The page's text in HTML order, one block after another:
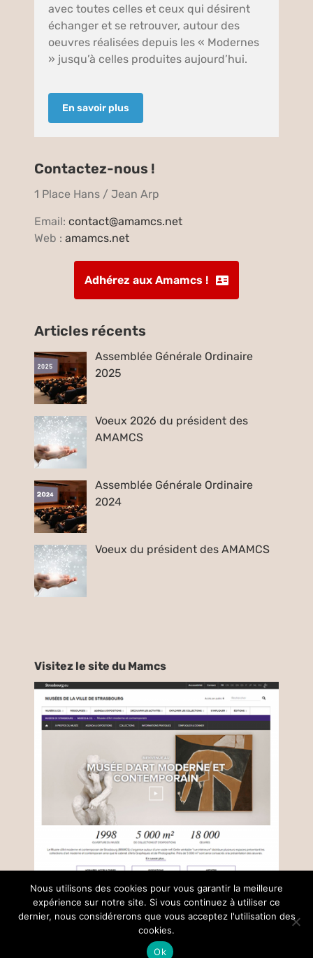
avec toutes celles et ceux qui désirent
échanger et se retrouver, autour des
oeuvres réalisées depuis les « Modernes
» jusqu’à celles produites aujourd’hui.
En savoir plus
Contactez-nous !
1 Place Hans / Jean Arp
Email:contact@amamcs.net
Web :amamcs.net
Adhérez aux Amamcs !
Articles récents
Assemblée Générale Ordinaire
2025
Voeux 2026 du président des
AMAMCS
Assemblée Générale Ordinaire
2024
Voeux du président des AMAMCS
Visitez le site du Mamcs
© Copyright –2026 |Mentions légales | Tous droits réservés |
Collectif Insight
Nous utilisons des cookies pour vous garantir la meilleure
expérience sur notre site. Si vous continuez à utiliser ce
dernier, nous considérerons que vous acceptez l'utilisation des
cookies.
Ok